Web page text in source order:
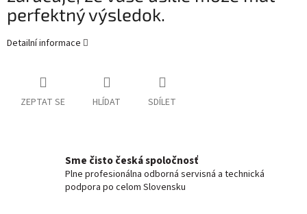
perfektný výsledok.
Detailní informace
ZEPTAT SE HLÍDAT SDÍLET
Sme čisto česká spoločnosť
Plne profesionálna odborná servisná a technická
podpora po celom Slovensku